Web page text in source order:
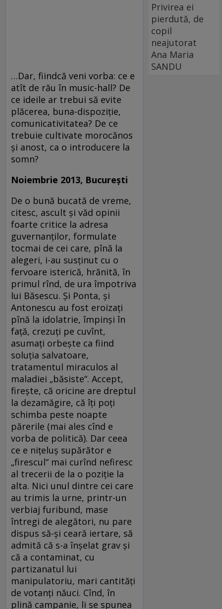
…Dar, fiindcă veni vorba: ce e
atît de rău în music-hall? De
ce ideile ar trebui să evite
plăcerea, buna-dispoziţie,
comunicativitatea? De ce
trebuie cultivate morocănos
şi anost, ca o introducere la
somn?
Noiembrie 2013, Bucureşti
De o bună bucată de vreme,
citesc, ascult şi văd opinii
foarte critice la adresa
guvernanţilor, formulate
tocmai de cei care, pînă la
alegeri, i-au susţinut cu o
fervoare isterică, hrănită, în
primul rînd, de ura împotriva
lui Băsescu. Şi Ponta, şi
Antonescu au fost eroizaţi
pînă la idolatrie, împinşi în
faţă, crezuţi pe cuvînt,
asumaţi orbeşte ca fiind
soluţia salvatoare,
tratamentul miraculos al
maladiei „băsiste“. Accept,
fireşte, că oricine are dreptul
la dezamăgire, că îţi poţi
schimba peste noapte
părerile (mai ales cînd e
vorba de politică). Dar ceea
ce e niţeluş supărător e
„firescul“ mai curînd nefiresc
al trecerii de la o poziţie la
alta. Nici unul dintre cei care
au trimis la urne, printr-un
verbiaj furibund, mase
întregi de alegători, nu pare
dispus să-şi ceară iertare, să
admită că s-a înşelat grav şi
că a contaminat, cu
partizanatul lui
manipulatoriu, mari cantităţi
de votanţi năuci. Cînd, în
plină campanie, li se spunea
Privirea ei
pierdută, de
copil
neajutorat
Ana Maria
SANDU